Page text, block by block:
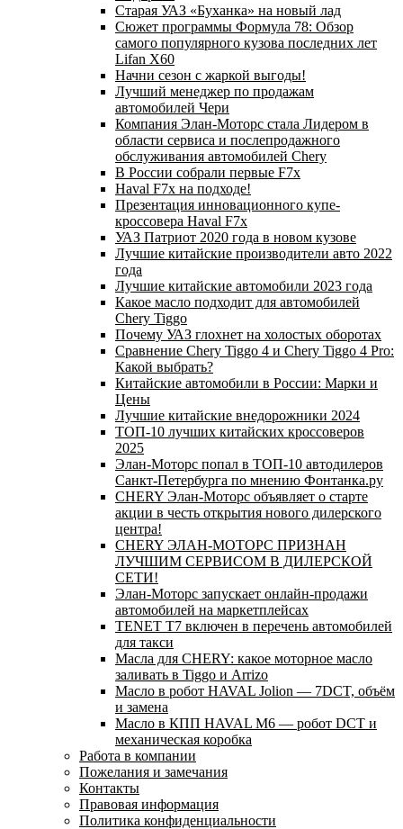
Старая УАЗ «Буханка» на новый лад
Сюжет программы Формула 78: Обзор
самого популярного кузова последних лет
Lifan X60
Начни сезон с жаркой выгоды!
Лучший менеджер по продажам
автомобилей Чери
Компания Элан-Моторс стала Лидером в
области сервиса и послепродажного
обслуживания автомобилей Chery
В России собрали первые F7x
Haval F7x на подходе!
Презентация инновационного купе-
кроссовера Haval F7x
УАЗ Патриот 2020 года в новом кузове
Лучшие китайские производители авто 2022
года
Лучшие китайские автомобили 2023 года
Какое масло подходит для автомобилей
Chery Tiggo
Почему УАЗ глохнет на холостых оборотах
Сравнение Chery Tiggo 4 и Chery Tiggo 4 Pro:
Какой выбрать?
Китайские автомобили в России: Марки и
Цены
Лучшие китайские внедорожники 2024
ТОП-10 лучших китайских кроссоверов
2025
Элан-Моторс попал в ТОП-10 автодилеров
Санкт-Петербурга по мнению Фонтанка.ру
CHERY Элан-Моторс объявляет о старте
акции в честь открытия нового дилерского
центра!
CHERY ЭЛАН-МОТОРС ПРИЗНАН
ЛУЧШИМ СЕРВИСОМ В ДИЛЕРСКОЙ
СЕТИ!
Элан-Моторс запускает онлайн-продажи
автомобилей на маркетплейсах
TENET T7 включен в перечень автомобилей
для такси
Масла для CHERY: какое моторное масло
заливать в Tiggo и Arrizo
Масло в робот HAVAL Jolion — 7DCT, объём
и замена
Масло в КПП HAVAL M6 — робот DCT и
механическая коробка
Работа в компании
Пожелания и замечания
Контакты
Правовая информация
Политика конфиденциальности